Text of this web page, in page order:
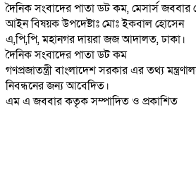
দৈনিক সংবাদের পাতা ডট কম, মেসার্স জববার
আইন বিষয়ক উপদেষ্টাঃ মোঃ ইকবাল হোসেন
এ,পি,পি, মহানগর দায়রা জজ আদালত, ঢাকা।
দৈনিক সংবাদের পাতা ডট কম
গণপ্রজাতন্ত্রী বাংলাদেশ সরকার এর তথ্য
নিবন্ধনের জন্য আবেদিত।
এম এ জববার কতৃক সম্পাদিত ও প্রকাশিত